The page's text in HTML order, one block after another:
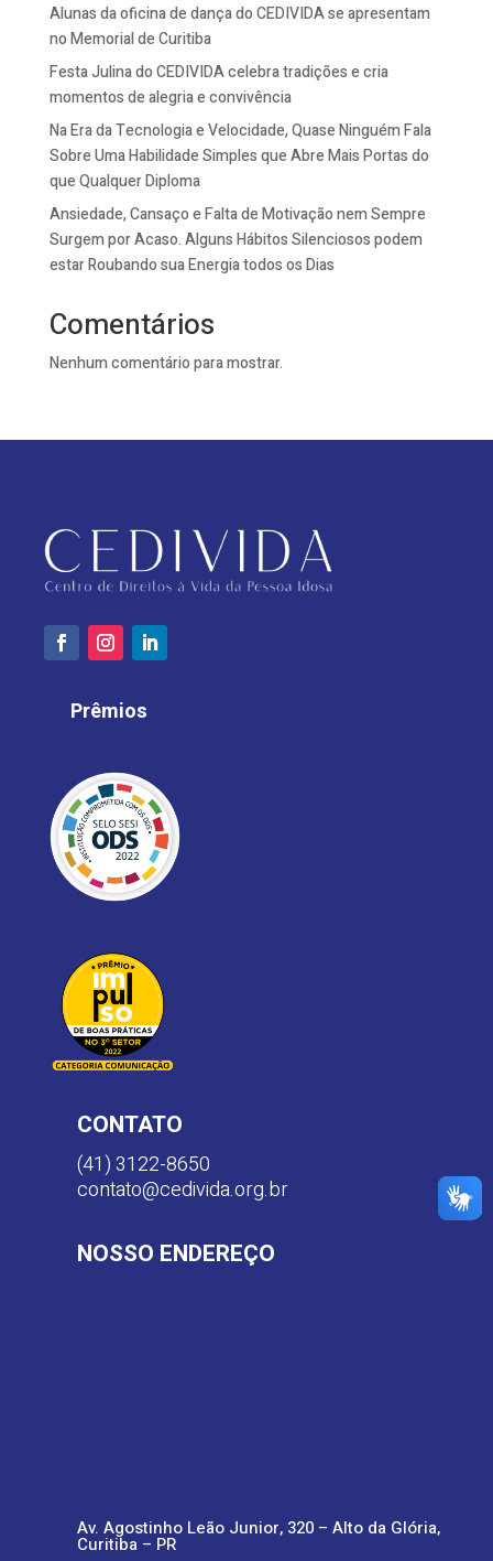
Alunas da oficina de dança do CEDIVIDA se apresentam
no Memorial de Curitiba
Festa Julina do CEDIVIDA celebra tradições e cria
momentos de alegria e convivência
Na Era da Tecnologia e Velocidade, Quase Ninguém Fala
Sobre Uma Habilidade Simples que Abre Mais Portas do
que Qualquer Diploma
Ansiedade, Cansaço e Falta de Motivação nem Sempre
Surgem por Acaso. Alguns Hábitos Silenciosos podem
estar Roubando sua Energia todos os Dias
Comentários
Nenhum comentário para mostrar.
Prêmios
CONTATO
(41) 3122-8650
contato@cedivida.org.br
NOSSO ENDEREÇO
Av. Agostinho Leão Junior, 320 – Alto da Glória,
Curitiba – PR